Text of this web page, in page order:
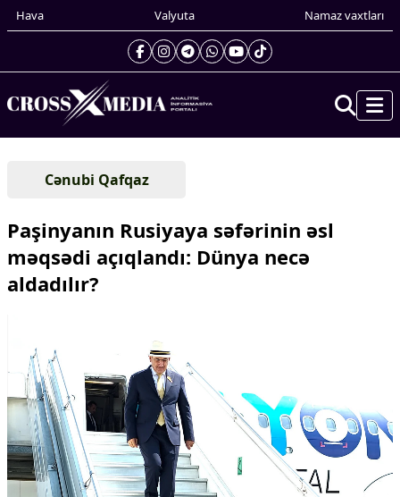
Hava Valyuta Namaz vaxtları
Gündəm
Xarici xəbərlər
Cənubi Qafqaz
Türk Dünyası
Asiya
Afrika
Çarpaz baxış
Təhlil
Siyasi
Geosiyasi
Cənubi Qafqaz
Paşinyanın Rusiyaya səfərinin əsl
məqsədi açıqlandı: Dünya necə
aldadılır?